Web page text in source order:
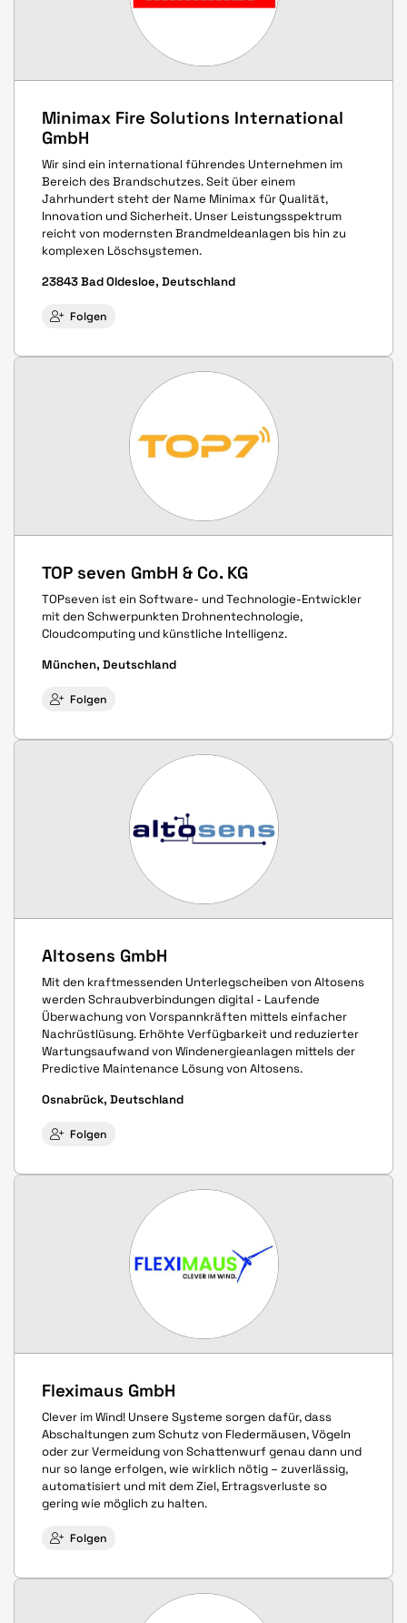
Minimax Fire Solutions International
GmbH
Wir sind ein international führendes Unternehmen im
Bereich des Brandschutzes. Seit über einem
Jahrhundert steht der Name Minimax für Qualität,
Innovation und Sicherheit. Unser Leistungsspektrum
reicht von modernsten Brandmeldeanlagen bis hin zu
komplexen Löschsystemen.
23843 Bad Oldesloe, Deutschland
Folgen
TOP seven GmbH & Co. KG
TOPseven ist ein Software- und Technologie-Entwickler
mit den Schwerpunkten Drohnentechnologie,
Cloudcomputing und künstliche Intelligenz.
München, Deutschland
Folgen
Altosens GmbH
Mit den kraftmessenden Unterlegscheiben von Altosens
werden Schraubverbindungen digital - Laufende
Überwachung von Vorspannkräften mittels einfacher
Nachrüstlüsung. Erhöhte Verfügbarkeit und reduzierter
Wartungsaufwand von Windenergieanlagen mittels der
Predictive Maintenance Lösung von Altosens.
Osnabrück, Deutschland
Folgen
Fleximaus GmbH
Clever im Wind! Unsere Systeme sorgen dafür, dass
Abschaltungen zum Schutz von Fledermäusen, Vögeln
oder zur Vermeidung von Schattenwurf genau dann und
nur so lange erfolgen, wie wirklich nötig – zuverlässig,
automatisiert und mit dem Ziel, Ertragsverluste so
gering wie möglich zu halten.
Folgen